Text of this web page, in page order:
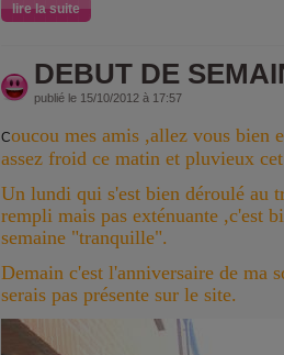
lire la suite
DEBUT DE
publié le 15/10/2012 à 17:57
Coucou mes amis ,allez vous bien
assez froid ce matin et pluvieux
Un lundi qui s'est bien déroulé au
rempli mais pas exténuante ,c'est
semaine "tranquille".
Demain c'est l'anniversaire de ma
serais pas présente sur le site.